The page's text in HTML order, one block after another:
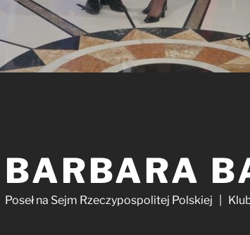
BARBARA
Poseł na Sejm Rzeczypospolitej Polskiej |